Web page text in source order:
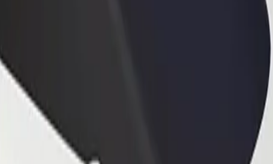
მომხმარებელი
Bolt
Bolt-
აღმოაჩინე ჩვენი სერვისები და იპოვე საუკეთესო